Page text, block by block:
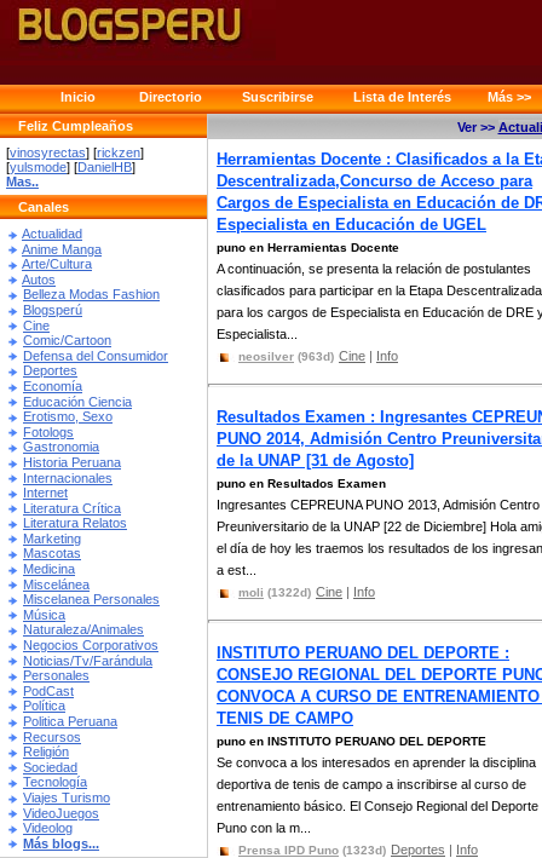
Inicio Directorio Suscribirse Lista de Interés
Más >>
Feliz Cumpleaños
[vinosyrectas] [rickzen]
[yulsmode] [DanielHB]
Mas..
Canales
Actualidad
Anime Manga
Arte/Cultura
Autos
Belleza Modas Fashion
Blogsperú
Cine
Comic/Cartoon
Defensa del Consumidor
Deportes
Economía
Educación Ciencia
Erotismo, Sexo
Fotologs
Gastronomia
Historia Peruana
Internacionales
Internet
Literatura Crítica
Literatura Relatos
Marketing
Mascotas
Medicina
Miscelánea
Miscelanea Personales
Música
Naturaleza/Animales
Negocios Corporativos
Noticias/Tv/Farándula
Personales
PodCast
Política
Politica Peruana
Recursos
Religión
Sociedad
Tecnología
Viajes Turismo
VideoJuegos
Videolog
Más blogs...
Ver >>
Herramientas Docente : Clasificados a la
Descentralizada,Concurso de Acceso para
Cargos de Especialista en Educación de
Especialista en Educación de UGEL
puno en Herramientas Docente
A continuación, se presenta la relación de postulantes
clasificados para participar en la Etapa Descentralizada
para los cargos de Especialista en Educación de DRE
Especialista...
neosilver (963d) Cine | Info
Resultados Examen : Ingresantes
PUNO 2014, Admisión Centro
de la UNAP [31 de Agosto]
puno en Resultados Examen
Ingresantes CEPREUNA PUNO 2013, Admisión Centro
Preuniversitario de la UNAP [22 de Diciembre] Hola
el día de hoy les traemos los resultados de los
a est...
moli (1322d) Cine | Info
INSTITUTO PERUANO DEL DEPORTE :
CONSEJO REGIONAL DEL DEPORTE
CONVOCA A CURSO DE
TENIS DE CAMPO
puno en INSTITUTO PERUANO DEL DEPORTE
Se convoca a los interesados en aprender la disciplina
deportiva de tenis de campo a inscribirse al curso de
entrenamiento básico. El Consejo Regional del Deporte
Puno con la m...
Prensa IPD Puno (1323d) Deportes | Info